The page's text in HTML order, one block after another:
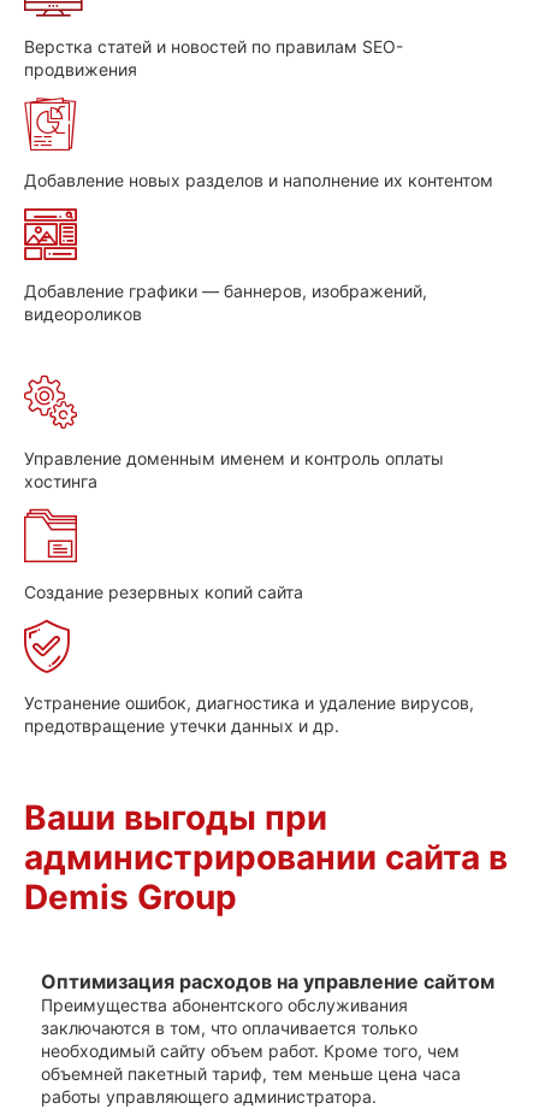
Верстка статей и новостей по правилам SEO-
продвижения
Добавление новых разделов и наполнение их контентом
Добавление графики — баннеров, изображений,
видеороликов
Управление доменным именем и контроль оплаты
хостинга
Создание резервных копий сайта
Устранение ошибок, диагностика и удаление вирусов,
предотвращение утечки данных и др.
Ваши выгоды при
администрировании сайта в
Demis Group
Оптимизация расходов на управление сайтом
Преимущества абонентского обслуживания
заключаются в том, что оплачивается только
необходимый сайту объем работ. Кроме того, чем
объемней пакетный тариф, тем меньше цена часа
работы управляющего администратора.